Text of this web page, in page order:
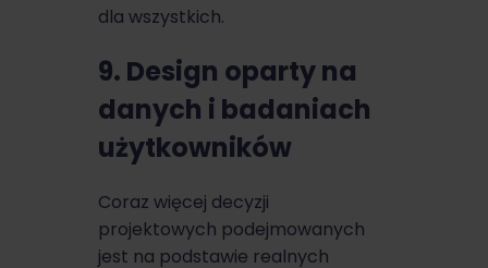
dla wszystkich.
9. Design oparty na
danych i badaniach
użytkowników
Coraz więcej decyzji
projektowych podejmowanych
jest na podstawie realnych